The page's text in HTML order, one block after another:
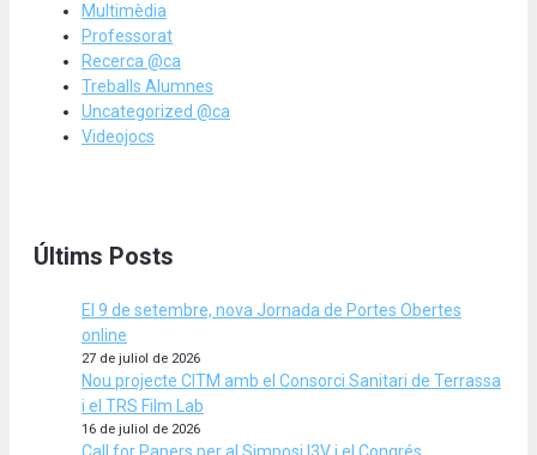
Multimèdia
Professorat
Recerca @ca
Treballs Alumnes
Uncategorized @ca
Videojocs
Últims Posts
El 9 de setembre, nova Jornada de Portes Obertes
online
27 de juliol de 2026
Nou projecte CITM amb el Consorci Sanitari de Terrassa
i el TRS Film Lab
16 de juliol de 2026